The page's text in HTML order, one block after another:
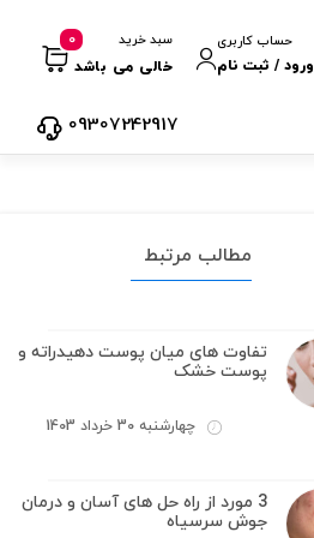
حساب کاربری
ورود / ثبت نام
سبد خرید
خالی می باشد
0
09307242917
مطالب مرتبط
تفاوت های میان پوست دهیدراته و
پوست خشک
چهارشنبه 30 خرداد 1403
3 مورد از راه حل های آسان و درمان
جوش سرسیاه